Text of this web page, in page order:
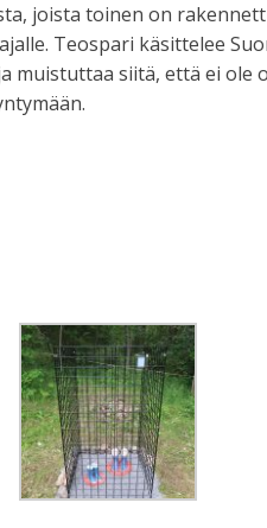
joista toinen on
Teospari käsittelee
muistuttaa siitä, että ei ole